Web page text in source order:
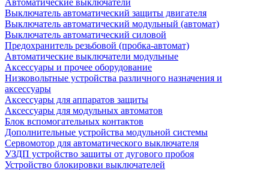
Автоматические выключатели
Выключатель автоматический защиты двигателя
Выключатель автоматический модульный (автомат)
Выключатель автоматический силовой
Предохранитель резьбовой (пробка-автомат)
Автоматические выключатели модульные
Аксессуары и прочее оборудование
Низковольтные устройства различного назначения и
аксессуары
Аксессуары для аппаратов защиты
Аксессуары для модульных автоматов
Блок вспомогательных контактов
Дополнительные устройства модульной системы
Сервомотор для автоматического выключателя
УЗДП устройство защиты от дугового пробоя
Устройство блокировки выключателей